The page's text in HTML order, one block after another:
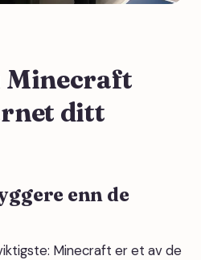
Minecraft
ditt
enn de
Minecraft er et av de